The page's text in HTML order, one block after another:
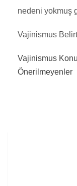
nedeni yokmuş
Vajinismus
Vajinismus
Önerilmeyenler